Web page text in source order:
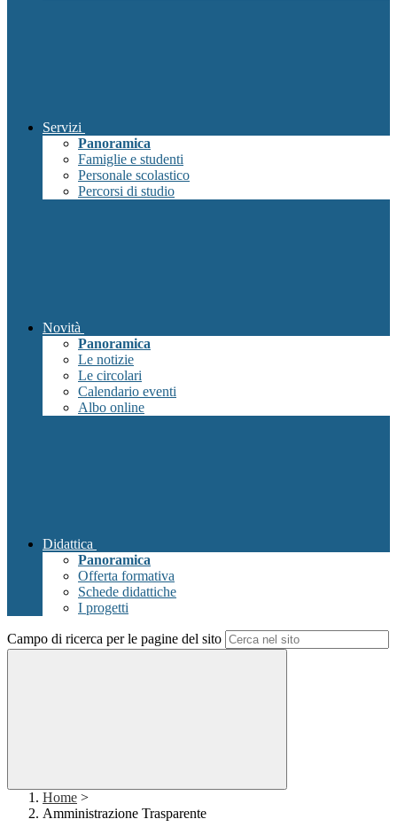
Servizi
Panoramica
Famiglie e studenti
Personale scolastico
Percorsi di studio
Novità
Panoramica
Le notizie
Le circolari
Calendario eventi
Albo online
Didattica
Panoramica
Offerta formativa
Schede didattiche
I progetti
Campo di ricerca per le pagine del sito
Home >
Amministrazione Trasparente